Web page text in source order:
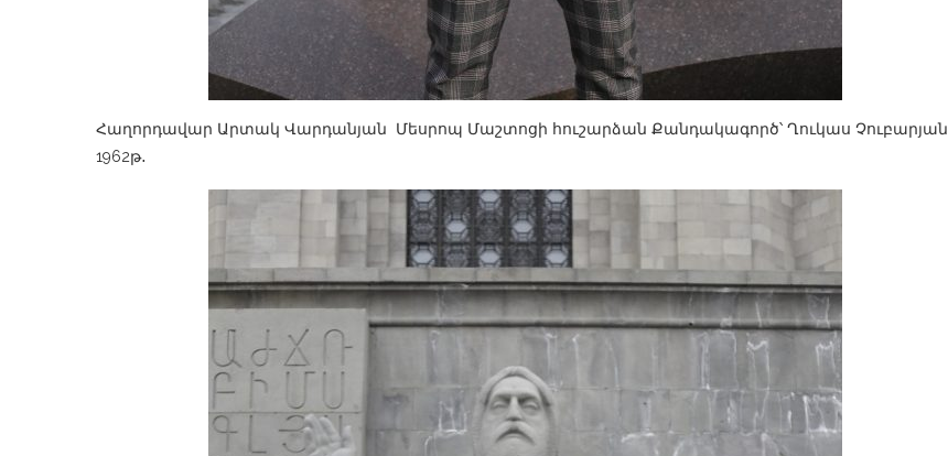
Հաղորդավար Արտակ Վարդանյան Մեսրոպ Մաշտոցի հուշարձան Քանդակագործ՝ Ղուկաս Չուբարյան
1962թ․